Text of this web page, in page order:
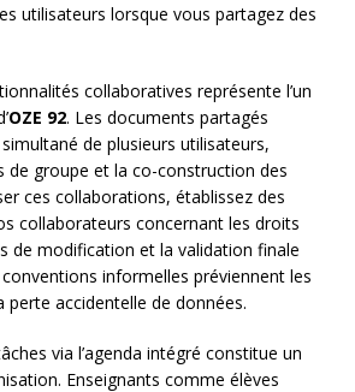
utilisateurs lorsque vous partagez des
collaboratives représente l’un
OZE 92. Les documents partagés
de plusieurs utilisateurs,
de groupe et la co-construction des
ces collaborations, établissez des
collaborateurs concernant les droits
de modification et la validation finale
informelles préviennent les
perte accidentelle de données.
via l’agenda intégré constitue un
Enseignants comme élèves